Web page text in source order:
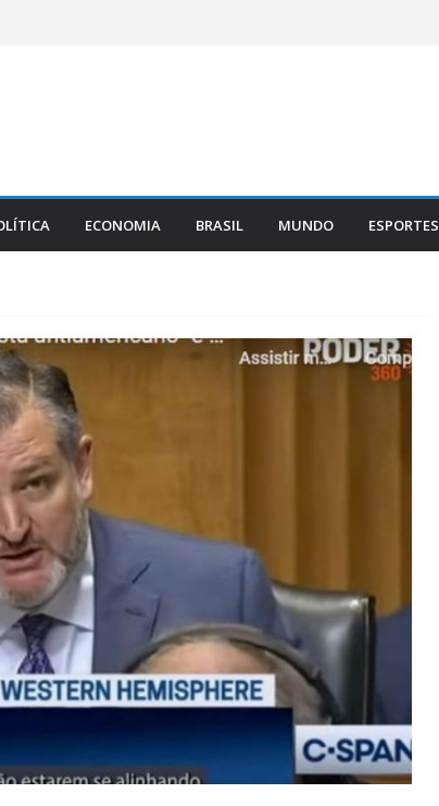
ECONOMIA BRASIL MUNDO ESPORTES